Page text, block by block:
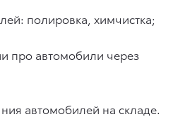
полировка, химчистка;
про автомобили через
автомобилей на складе.